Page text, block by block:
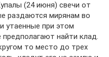
(24 июня) свечи от
раздаются мирянам во
утаенные при этом
предполагают найти клад.
то место до трех